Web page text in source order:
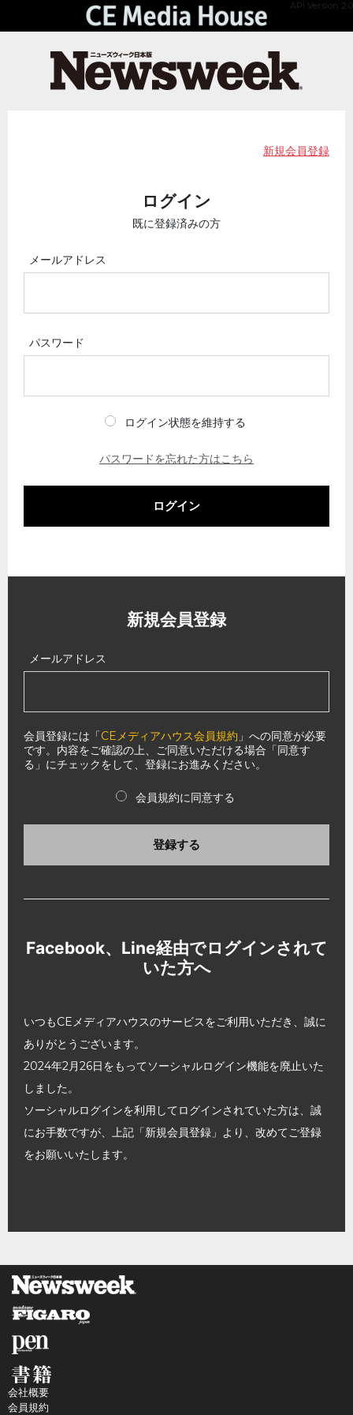
API Version 2.0
新規会員登録
ログイン
既に登録済みの方
メールアドレス
パスワード
ログイン状態を維持する
パスワードを忘れた方はこちら
ログイン
新規会員登録
メールアドレス
会員登録には「CEメディアハウス会員規約 」への同意が必要
です。内容をご確認の上、ご同意いただける場合「同意す
る」にチェックをして、登録にお進みください。
会員規約に同意する
登録する
Facebook、Line経由でログインされて
いた方へ
いつもCEメディアハウスのサービスをご利用いただき、誠に
ありがとうございます。
2024年2月26日をもってソーシャルログイン機能を廃止いた
しました。
ソーシャルログインを利用してログインされていた方は、誠
にお手数ですが、上記「新規会員登録」より、改めてご登録
をお願いいたします。
会社概要
会員規約